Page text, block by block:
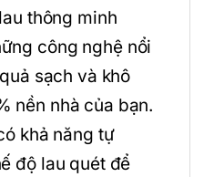
thông minh
công nghệ nổi
sạch và khô
nền nhà của bạn.
khả năng tự
độ lau quét để